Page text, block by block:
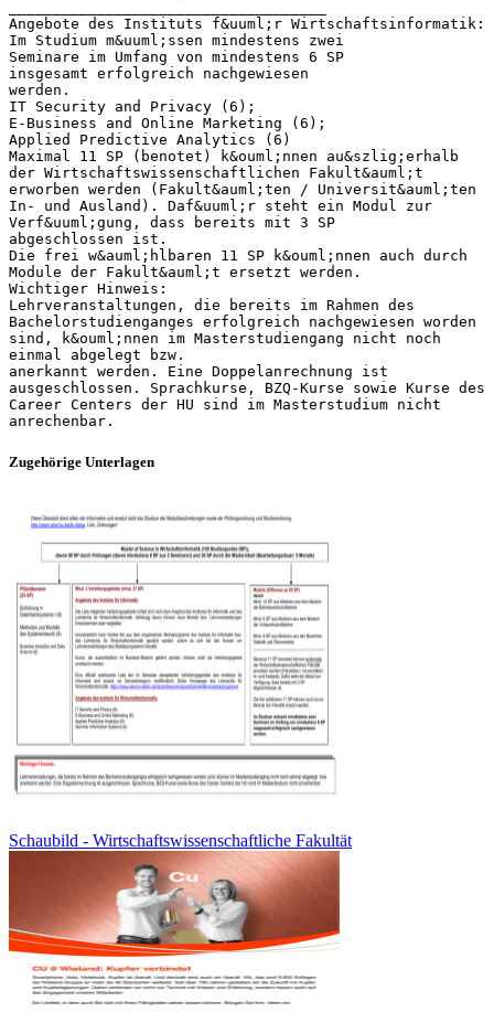
Angebote des Instituts f&uuml;r Wirtschaftsinformatik:
Im Studium m&uuml;ssen mindestens zwei
Seminare im Umfang von mindestens 6 SP
insgesamt erfolgreich nachgewiesen
werden.
IT Security and Privacy (6);
E-Business and Online Marketing (6);
Applied Predictive Analytics (6)
Maximal 11 SP (benotet) k&ouml;nnen au&szlig;erhalb
der Wirtschaftswissenschaftlichen Fakult&auml;t
erworben werden (Fakult&auml;ten / Universit&auml;ten
In- und Ausland). Daf&uuml;r steht ein Modul zur
Verf&uuml;gung, dass bereits mit 3 SP
abgeschlossen ist.
Die frei w&auml;hlbaren 11 SP k&ouml;nnen auch durch
Module der Fakult&auml;t ersetzt werden.
Wichtiger Hinweis:
Lehrveranstaltungen, die bereits im Rahmen des
Bachelorstudienganges erfolgreich nachgewiesen worden
sind, k&ouml;nnen im Masterstudiengang nicht noch
einmal abgelegt bzw.
anerkannt werden. Eine Doppelanrechnung ist
ausgeschlossen. Sprachkurse, BZQ-Kurse sowie Kurse des
Career Centers der HU sind im Masterstudium nicht
Zugehörige Unterlagen
Schaubild - Wirtschaftswissenschaftliche Fakultät